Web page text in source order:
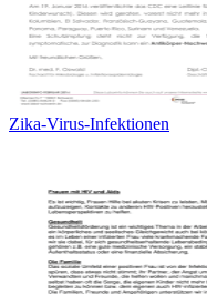
Zika-Virus-Infektionen